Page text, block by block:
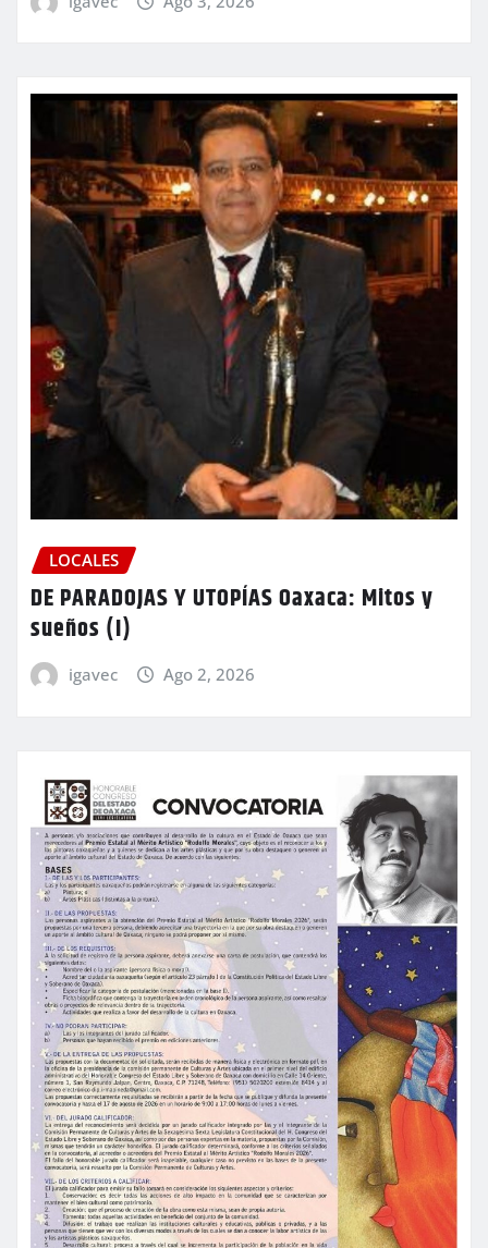
LOCALES
DE PARADOJAS Y UTOPÍAS Oaxaca: Mitos y
sueños (I)
igavec Ago 2, 2026